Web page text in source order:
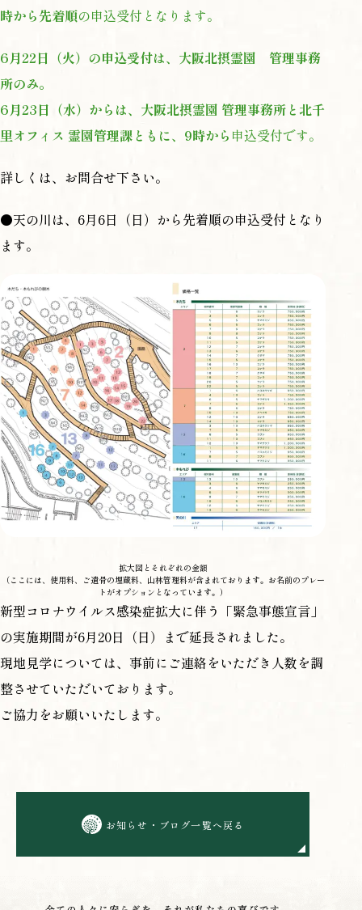
時から先着順の申込受付となります。
6月22日（火）の申込受付は、大阪北摂霊園 管理事務
所のみ。
6月23日（水）からは、大阪北摂霊園 管理事務所と北千
里オフィス 霊園管理課ともに、9時から 申込受付です。
詳しくは、お問合せ下さい。
●天の川は、6月6日（日）から先着順の申込受付となり
ます。
拡大図とそれぞれの金額
（ここには、使用料、ご遺骨の埋蔵料、山林管理料が含まれております。お名前のプレー
トがオプションとなっています。）
新型コロナウイルス感染症拡大に伴う「緊急事態宣言」
の実施期間が6月20日（日）まで延長されました。
現地見学については、事前にご連絡をいただき人数を調
整させていただいております。
ご協力をお願いいたします。
お知らせ・ブログ一覧へ戻る